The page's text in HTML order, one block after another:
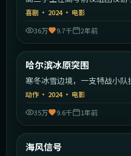
瞬间。
喜剧 · 2024· 电影
36万
9.7千 2年前
热门
哈尔滨冰原突围
寒冬冰雪边境，一支特战小队
动作 · 2024· 电影
35万
9.6千 1年前
热门
海风信号